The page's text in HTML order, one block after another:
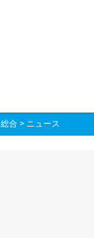
総合 > ニュース